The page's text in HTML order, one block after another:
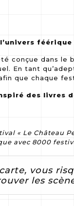
conçue dans le
En tant
que chaque
des livres
« Le Château
avec 8000
vous
les